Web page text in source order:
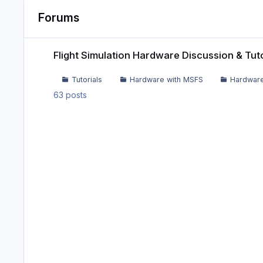
Forums
Flight Simulation Hardware Discussion &
Tutorials Hardware with MSFS
63 posts